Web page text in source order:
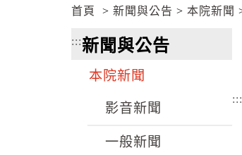
首頁 新聞與公告 本院新聞
:::新聞與公告
本院新聞
影音新聞
一般新聞
:::